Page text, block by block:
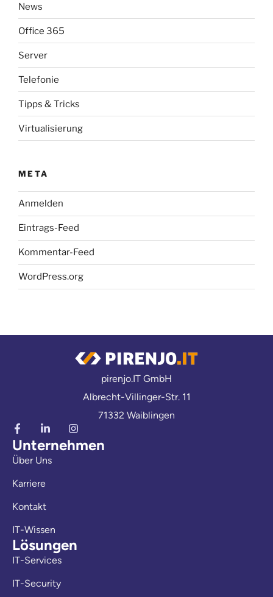
News
Office 365
Server
Telefonie
Tipps & Tricks
Virtualisierung
META
Anmelden
Eintrags-Feed
Kommentar-Feed
WordPress.org
pirenjo.IT GmbH
Albrecht-Villinger-Str. 11
71332 Waiblingen
Unternehmen
Über Uns
Karriere
Kontakt
IT-Wissen
Lösungen
IT-Services
IT-Security